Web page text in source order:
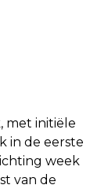
met initiële
in de eerste
week
van de